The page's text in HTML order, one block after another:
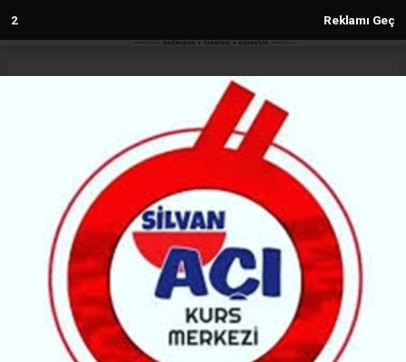
1 Reklamı Geç
Diyarbakır’da tarım işçilerine
dayanışma ziyareti
DIYARBAKIR
(MH) - MALABADİ HABER | 09.07.2026 - 17:01, Güncelleme: 09.07.2026 - 17:01
26983 kez okundu.
Diyarbakır Büyükşehir Belediyesi ekipleri, mevsimlik
tarım işçilerinin çalışma koşullarını yerinde görmek,
talep ve önerilerini dinlemek amacıyla kent